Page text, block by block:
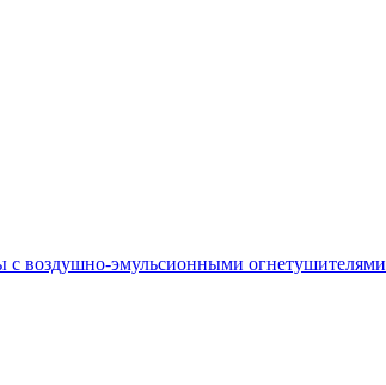
с воздушно-эмульсионными огнетушителями